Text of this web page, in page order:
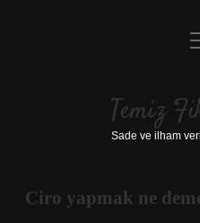
Temiz
Sade ve ilham
Ciro yapmak ne